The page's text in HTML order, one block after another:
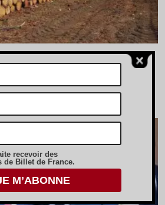
environnementale accusée d’avoir
recevoir des
de Billet de France.